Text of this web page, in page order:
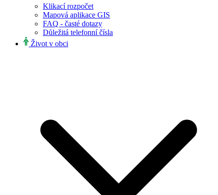
Klikací rozpočet
Mapová aplikace GIS
FAQ - časté dotazy
Důležitá telefonní čísla
Život v obci